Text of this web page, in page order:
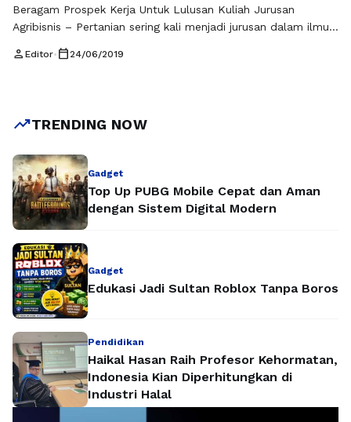
Beragam Prospek Kerja Untuk Lulusan Kuliah Jurusan
Agribisnis – Pertanian sering kali menjadi jurusan dalam ilmu
berbeda dengan ilmu komputer yang banyak diminati oleh
Selengkapnya
person Editor• calendar_today 24/06/2019
trending_upTRENDING NOW
Gadget
Top Up PUBG Mobile Cepat dan Aman
dengan Sistem Digital Modern
Gadget
Edukasi Jadi Sultan Roblox Tanpa Boros
Pendidikan
Haikal Hasan Raih Profesor Kehormatan,
Indonesia Kian Diperhitungkan di
Industri Halal